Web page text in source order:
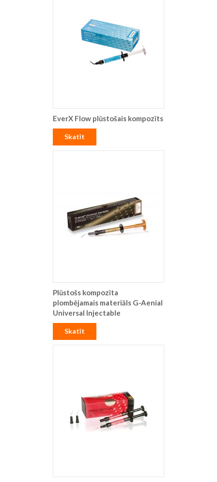
EverX Flow plūstošais kompozīts
Skatīt
Plūstošs kompozīta
plombējamais materiāls G-Aenial
Universal Injectable
Skatīt